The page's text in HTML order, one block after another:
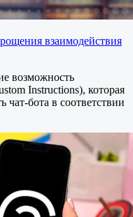
взаимодействия
возможность
Instructions), которая
чат-бота в соответствии